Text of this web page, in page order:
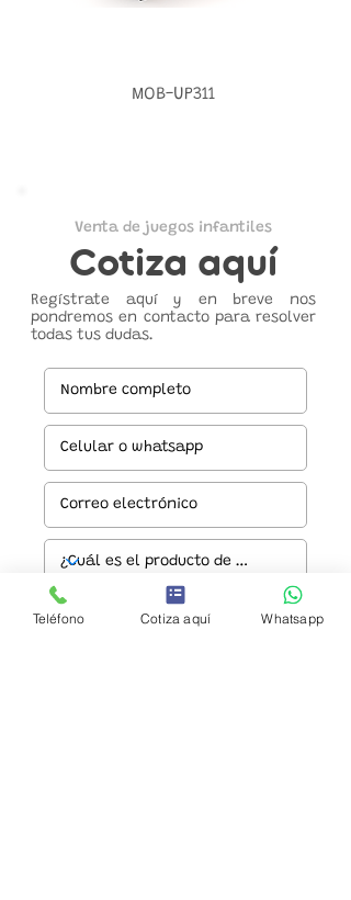
MOB-UP311
Venta de juegos infantiles
Cotiza aquí
Regístrate aquí y en breve nos
pondremos en contacto para resolver
todas tus dudas.
Teléfono Cotiza aquí Whatsapp